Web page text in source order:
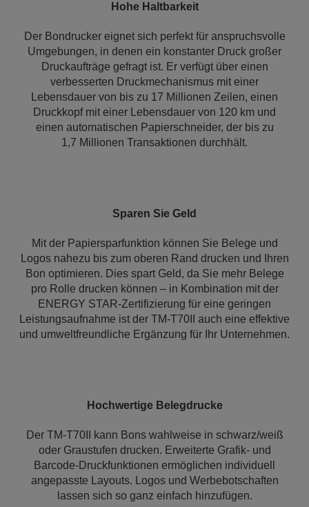
Hohe Haltbarkeit
Der Bondrucker eignet sich perfekt für anspruchsvolle
Umgebungen, in denen ein konstanter Druck großer
Druckaufträge gefragt ist. Er verfügt über einen
verbesserten Druckmechanismus mit einer
Lebensdauer von bis zu 17 Millionen Zeilen, einen
Druckkopf mit einer Lebensdauer von 120 km und
einen automatischen Papierschneider, der bis zu
1,7 Millionen Transaktionen durchhält.
Sparen Sie Geld
Mit der Papiersparfunktion können Sie Belege und
Logos nahezu bis zum oberen Rand drucken und Ihren
Bon optimieren. Dies spart Geld, da Sie mehr Belege
pro Rolle drucken können – in Kombination mit der
ENERGY STAR-Zertifizierung für eine geringen
Leistungsaufnahme ist der TM-T70II auch eine effektive
und umweltfreundliche Ergänzung für Ihr Unternehmen.
Hochwertige Belegdrucke
Der TM-T70II kann Bons wahlweise in schwarz/weiß
oder Graustufen drucken. Erweiterte Grafik- und
Barcode-Druckfunktionen ermöglichen individuell
angepasste Layouts. Logos und Werbebotschaften
lassen sich so ganz einfach hinzufügen.